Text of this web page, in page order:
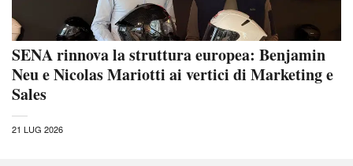
SENA rinnova la struttura europea: Benjamin
Neu e Nicolas Mariotti ai vertici di Marketing e
Sales
21 LUG 2026